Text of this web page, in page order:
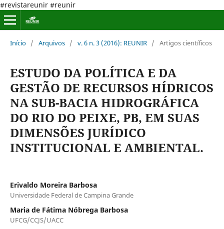
#revistareunir #reunir
Início / Arquivos / v. 6 n. 3 (2016): REUNIR / Artigos científicos
ESTUDO DA POLÍTICA E DA
GESTÃO DE RECURSOS HÍDRICOS
NA SUB-BACIA HIDROGRÁFICA
DO RIO DO PEIXE, PB, EM SUAS
DIMENSÕES JURÍDICO
INSTITUCIONAL E AMBIENTAL.
Erivaldo Moreira Barbosa
Universidade Federal de Campina Grande
Maria de Fátima Nóbrega Barbosa
UFCG/CCJS/UACC